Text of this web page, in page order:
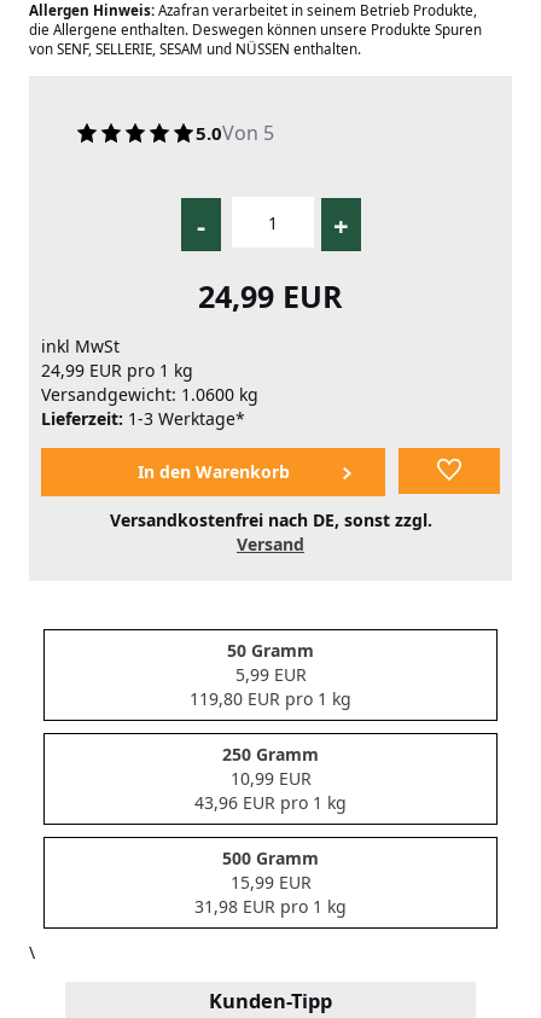
Allergen Hinweis: Azafran verarbeitet in seinem Betrieb Produkte,
die Allergene enthalten. Deswegen können unsere Produkte Spuren
von SENF, SELLERIE, SESAM und NÜSSEN enthalten.
5.0Von 5
- +
24,99 EUR
inkl MwSt
24,99 EUR pro 1 kg
Versandgewicht: 1.0600 kg
Lieferzeit: 1-3 Werktage*
Versandkostenfrei nach DE, sonst zzgl.
Versand
50 Gramm
5,99 EUR
119,80 EUR pro 1 kg
250 Gramm
10,99 EUR
43,96 EUR pro 1 kg
500 Gramm
15,99 EUR
31,98 EUR pro 1 kg
\
Kunden-Tipp